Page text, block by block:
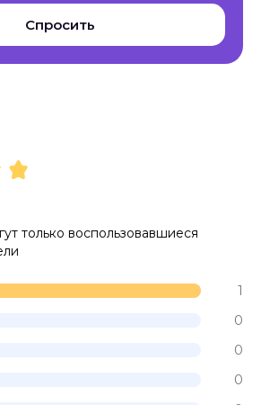
Спросить
только воспользовавшиеся
1
0
0
0